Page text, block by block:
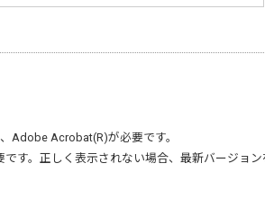
Adobe Acrobat(R)が必要です。
です。正しく表示されない場合、最新バージョン